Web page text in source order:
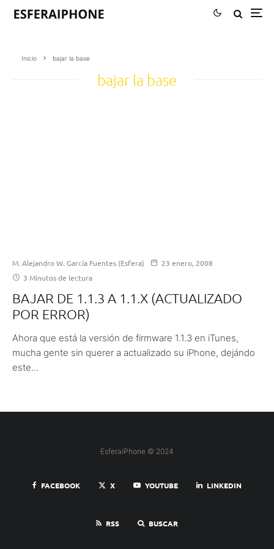
Inicio bajar la base
bajar la base
M. Alejandro W. García Fuentes (Esfera)
23 enero, 2008
3 Minutos de lectura
BAJAR DE 1.1.3 A 1.1.X (ACTUALIZADO
POR ERROR)
Ahora que está la versión de firmware 1.1.3 en iTunes,
mucha gente sin querer a actualizado su iPhone, dejándo
este...
EsferaiPhone © 2024
FACEBOOK X YOUTUBE LINKEDIN
RSS BUSCAR